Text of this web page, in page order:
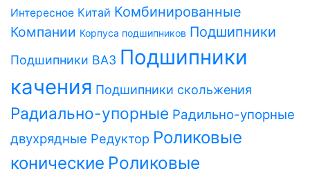
Интересное Китай Комбинированные
Компании Корпуса подшипников Подшипники
Подшипники ВАЗ Подшипники
качения Подшипники скольжения
Радиально-упорные Радильно-упорные
двухрядные Редуктор Роликовые
конические Роликовые